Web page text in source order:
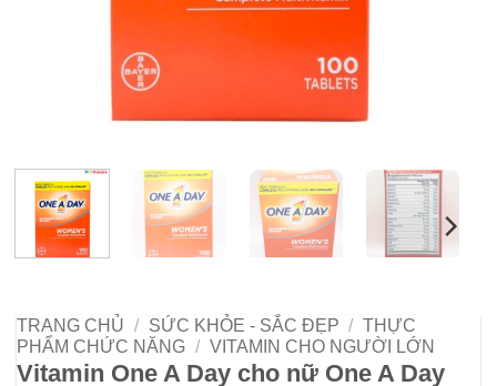
TRANG CHỦ / SỨC KHỎE - SẮC ĐẸP / THỰC
PHẨM CHỨC NĂNG / VITAMIN CHO NGƯỜI LỚN
Vitamin One A Day cho nữ One A Day